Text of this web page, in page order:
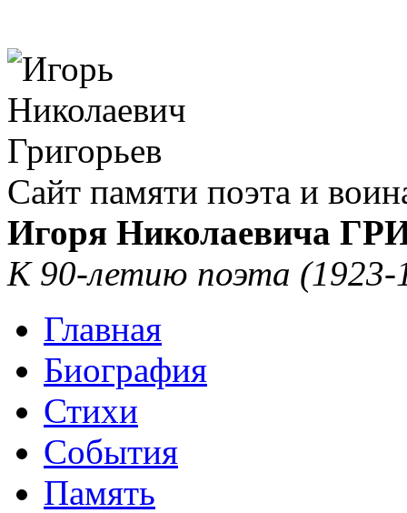
Сайт памяти поэта и
Игоря Николаевича
К 90-летию поэта (1923-
Главная
Биография
Стихи
События
Память